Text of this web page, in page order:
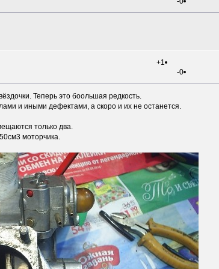
+1
-0
Теперь это боольшая редкость.
и иными дефектами, а скоро и их не останется.
только два.
моторчика.